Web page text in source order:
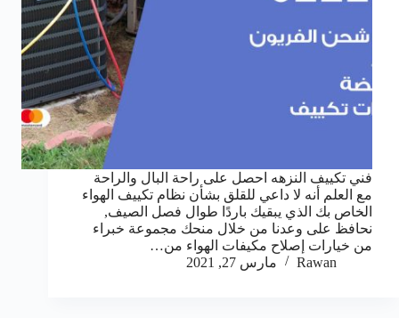
فني تكييف النزهه احصل على راحة البال والراحة
مع العلم أنه لا داعي للقلق بشأن نظام تكييف الهواء
الخاص بك الذي يبقيك باردًا طوال فصل الصيف,
نحافظ على وعدنا من خلال منحك مجموعة خبراء
من خيارات إصلاح مكيفات الهواء من…
Rawan
مارس 27, 2021